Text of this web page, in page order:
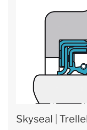
Skyseal |